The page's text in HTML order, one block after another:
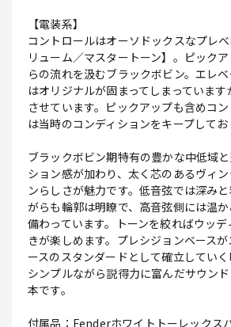
【電装系】
コントロールはオーソドックスなプレ
リューム／マスタートーン】。ピック
らの流れを汲むブラックボビン。エレ
はオリジナルが固まってしまっていま
させています。ピックアップも含めコ
は当時のコンディションをキープしてお
ブラックボビン期特有の豊かな中低域
ション感が加わり、太く芯のあるヴィ
ンらしさが魅力です。低音弦では深み
がらも輪郭は明瞭で、高音弦側には温
備わっています。トーンを絞ればウッ
きが楽しめます。プレシジョンベース
ースのスタンダードとして確立していく
シンプルながら説得力に富んだサウン
本です。
付属品：Fenderホワイトトーレックス